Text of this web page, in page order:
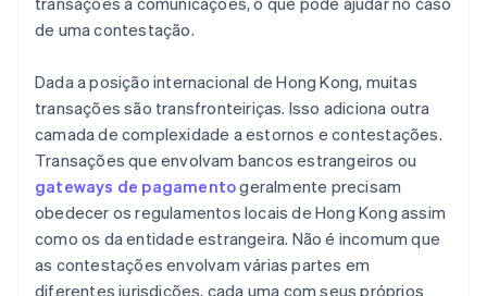
de uma contestação.
Dada a posição internacional de Hong Kong, muitas
transações são transfronteiriças. Isso adiciona outra
camada de complexidade a estornos e contestações.
Transações que envolvam bancos estrangeiros ou
gateways de pagamentogeralmente precisam
obedecer os regulamentos locais de Hong Kong assim
como os da entidade estrangeira. Não é incomum que
as contestações envolvam várias partes em
diferentes jurisdições, cada uma com seus próprios